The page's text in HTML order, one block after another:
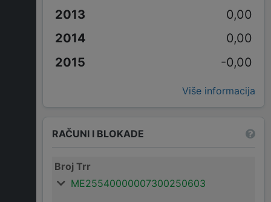
0,00
0,00
-0,00
Više informacija
RAČUNI I BLOKADE
Broj Trr
ME25540000007300250603